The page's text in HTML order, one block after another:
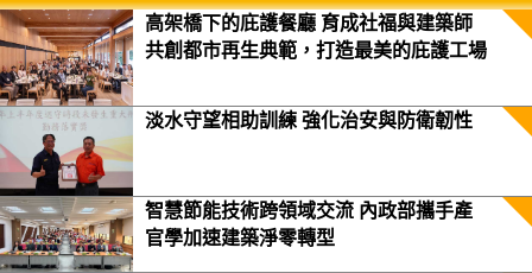
高架橋下的庇護餐廳 育成社福與建築師
共創都市再生典範，打造最美的庇護工場
淡水守望相助訓練 強化治安與防衛韌性
智慧節能技術跨領域交流 內政部攜手產
官學加速建築淨零轉型